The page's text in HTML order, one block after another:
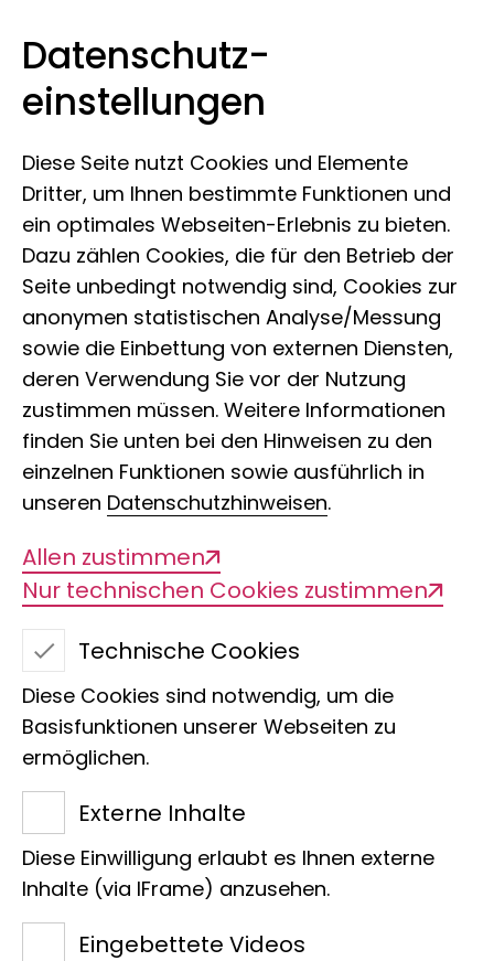
Zum Inhalt springen
Leibniz-Institut zur Analyse des
Biodiversitätswandels
MEEGene: Museum
Seminar für
Evolutionäre und
Umwelt-Genomik
Die Seminarreihe MEEGene bringt
Experten aus den Feldern
vergleichende Genomik,
Evolutionsbiologie und Umweltgenomik
im LIB zusammen. Vorträge behandeln
empirische, theoretische sowie
technische Entwicklungen.
Bis auf weiteres finden alle Vorträge als
Online Format statt wenn nicht anders
angekündigt.
Datenschutz­
einstellungen
Diese Seite nutzt Cookies und Elemente
Dritter, um Ihnen bestimmte Funktionen und
ein optimales Webseiten-Erlebnis zu bieten.
Dazu zählen Cookies, die für den Betrieb der
Seite unbedingt notwendig sind, Cookies zur
anonymen statistischen Analyse/Messung
sowie die Einbettung von externen Diensten,
deren Verwendung Sie vor der Nutzung
zustimmen müssen. Weitere Informationen
finden Sie unten bei den Hinweisen zu den
einzelnen Funktionen sowie ausführlich in
unseren Datenschutzhinweisen.
Allen zustimmen
Nur technischen Cookies zustimmen
Technische Cookies
Diese Cookies sind notwendig, um die
Basisfunktionen unserer Webseiten zu
ermöglichen.
Externe Inhalte
Diese Einwilligung erlaubt es Ihnen externe
Inhalte (via IFrame) anzusehen.
Eingebettete Videos